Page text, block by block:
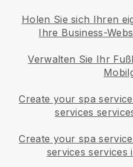
Holen Sie sich Ihren
Ihre Business-
Verwalten Sie Ihr
Create your spa
services
Create your spa
services services